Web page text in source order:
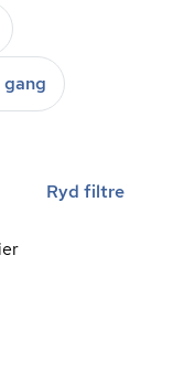
gang
Ryd filtre